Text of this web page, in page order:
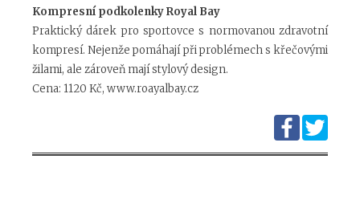
Kompresní podkolenky Royal Bay
Praktický dárek pro sportovce s normovanou zdravotní
kompresí. Nejenže pomáhají při problémech s křečovými
žilami, ale zároveň mají stylový design.
Cena: 1120 Kč, www.roayalbay.cz